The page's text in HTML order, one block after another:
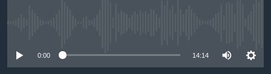
GIẢI MÃ VÀNH ĐAI & CON ĐƯỜNG
MẠNG XÃ HỘI
0:00 14:14